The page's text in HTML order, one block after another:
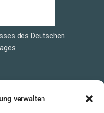
verwalten
des Deutschen